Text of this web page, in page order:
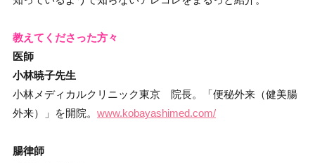
教えてくださった方々
医師
小林暁子先生
小林メディカルクリニック東京 院長。「便秘外来（健美腸
外来）」を開院。 www.kobayashimed.com/
腸律師